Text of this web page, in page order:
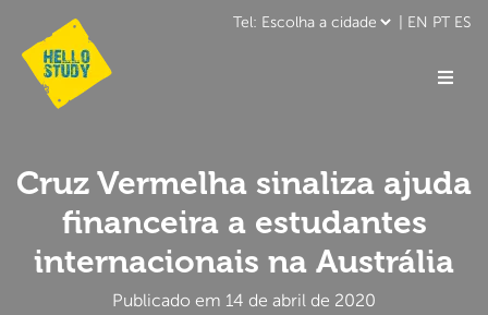
EN PT ES
Cruz Vermelha sinaliza ajuda
financeira a estudantes
internacionais na Austrália
Publicado em 14 de abril de 2020